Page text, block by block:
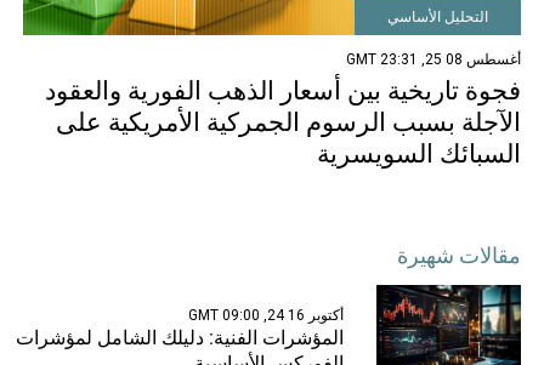
التحليل الأساسي
أغسطس 08 25, 23:31 GMT
فجوة تاريخية بين أسعار الذهب الفورية والعقود
الآجلة بسبب الرسوم الجمركية الأمريكية على
السبائك السويسرية
مقالات شهيرة
أكتوبر 16 24, 09:00 GMT
المؤشرات الفنية: دليلك الشامل لمؤشرات